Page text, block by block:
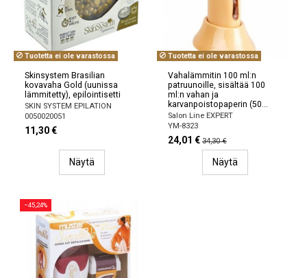
Tuotetta ei ole varastossa
Skinsystem Brasilian
kovavaha Gold (uunissa
lämmitetty), epilointisetti
SKIN SYSTEM EPILATION
0050020051
11,30 €
Näytä
Tuotetta ei ole varastossa
Vahalämmitin 100 ml:n
patruunoille, sisältää 100
ml:n vahan ja
karvanpoistopaperin (50...
Salon Line EXPERT
YM-8323
24,01 € 34,30 €
Näytä
−45,24%